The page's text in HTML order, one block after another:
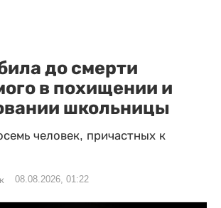
до смерти
в похищении и
школьницы
человек, причастных к
08.08.2026, 01:22